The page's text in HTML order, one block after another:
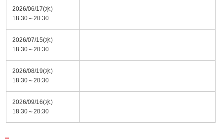
2026/06/17(水)
18:30～20:30
2026/07/15(水)
18:30～20:30
2026/08/19(水)
18:30～20:30
2026/09/16(水)
18:30～20:30